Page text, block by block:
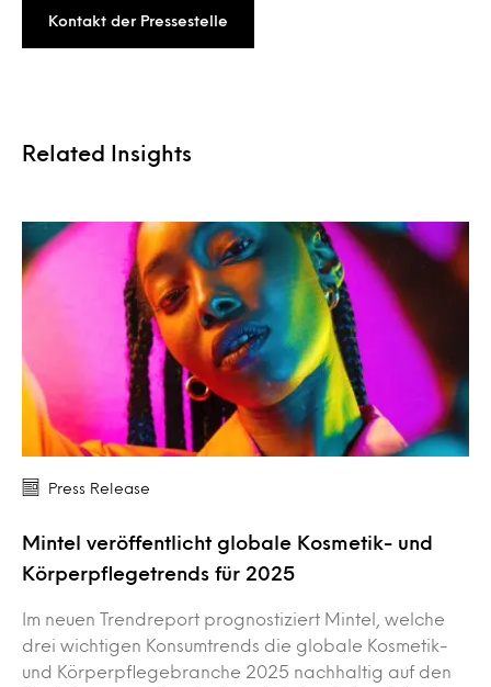
Kontakt der Pressestelle
Related Insights
Press Release
Mintel veröffentlicht globale Kosmetik- und
Körperpflegetrends für 2025
Im neuen Trendreport prognostiziert Mintel, welche
drei wichtigen Konsumtrends die globale Kosmetik-
und Körperpflegebranche 2025 nachhaltig auf den